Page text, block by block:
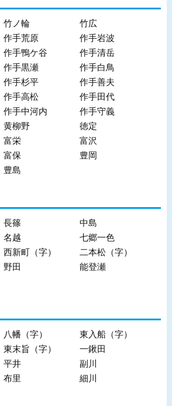
竹ノ輪
竹広
作手荒原
作手岩波
作手鴨ケ谷
作手清岳
作手黒瀬
作手白鳥
作手杉平
作手善夫
作手高松
作手田代
作手中河内
作手守義
黄柳野
徳定
富栄
富沢
富保
豊岡
豊島
長篠
中島
名越
七郷一色
西新町（字）
二本松（字）
野田
能登瀬
八幡（字）
東入船（字）
東末旨（字）
一鍬田
平井
副川
布里 細川